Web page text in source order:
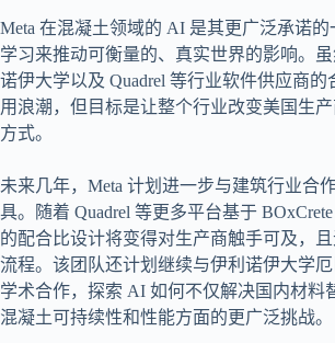
Meta 在混凝土领域的 AI 是其更广泛承诺
学习来推动可衡量的、真实世界的影响。虽
诺伊大学以及 Quadrel 等行业软件供应商
用浪潮，但目标是让整个行业改变美国生
方式。
未来几年，Meta 计划进一步与建筑行业合
具。随着 Quadrel 等更多平台基于
的配合比设计将变得对生产商触手可及，
流程。该团队还计划继续与伊利诺伊大学
学术合作，探索 AI 如何不仅解决国内材料
混凝土可持续性和性能方面的更广泛挑战。